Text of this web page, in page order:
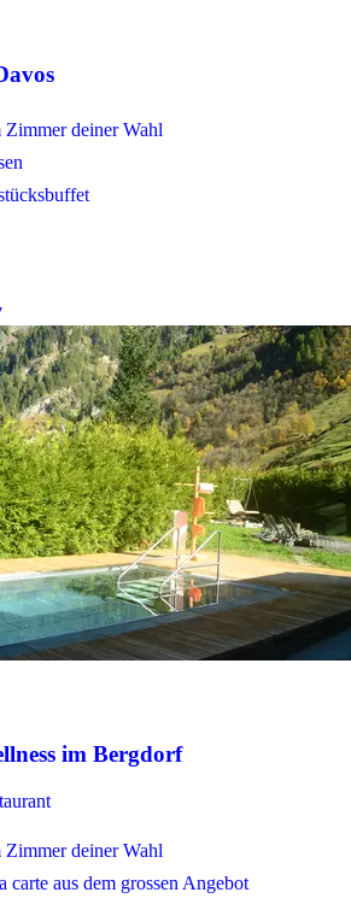
deiner Wahl
im Bergdorf
deiner Wahl
carte aus dem grossen Angebot